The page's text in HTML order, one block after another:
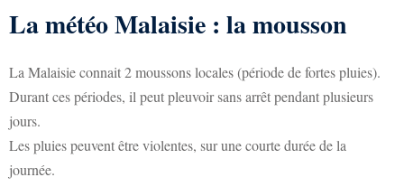
La météo Malaisie : la mousson
La Malaisie connait 2 moussons locales (période de fortes pluies).
Durant ces périodes, il peut pleuvoir sans arrêt pendant plusieurs
jours.
Les pluies peuvent être violentes, sur une courte durée de la
journée.